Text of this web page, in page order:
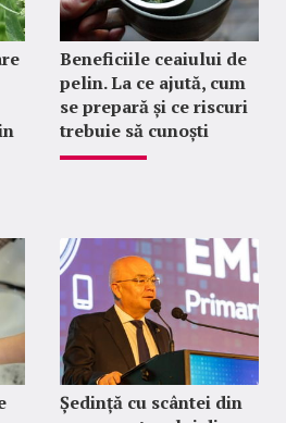
Beneficiile ceaiului de
pelin. La ce ajută, cum
se prepară și ce riscuri
trebuie să cunoști
Ședință cu scântei din